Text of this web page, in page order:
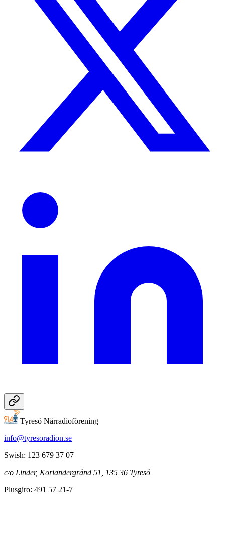
Tyresö Närradioförening
info@tyresoradion.se
Swish: 123 679 37 07
c/o Linder, Koriandergränd 51, 135 36 Tyresö
Plusgiro: 491 57 21-7